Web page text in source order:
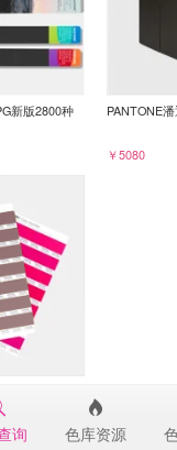
新版2800种
PANTONE
￥5080
询 色库资源